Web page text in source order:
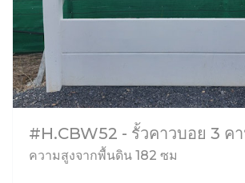
#H.CBW52 - รั้วคาวบอย 3 ค
ความสูงจากพื้นดิน 182 ซม